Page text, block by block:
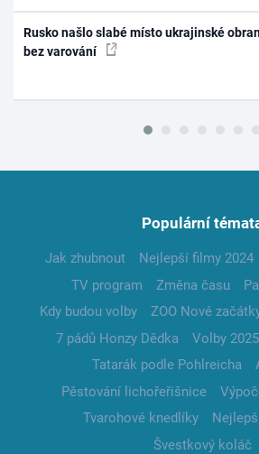
Rusko našlo slabé místo ukrajinské
bez varování
Populární
Jak zhubnout Nejlepší filmy 2024
TV program
Změna času
Kdy budou volby
ZOO Nové
7 pádů Honzy Dědka
Volby 2025
Tatarák podle Pohlreicha
Pěstování lichořeřišnice
Tvarohové knedlíky
Švestkový koláč